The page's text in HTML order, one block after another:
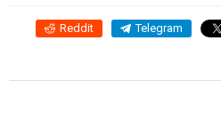
Reddit Telegram